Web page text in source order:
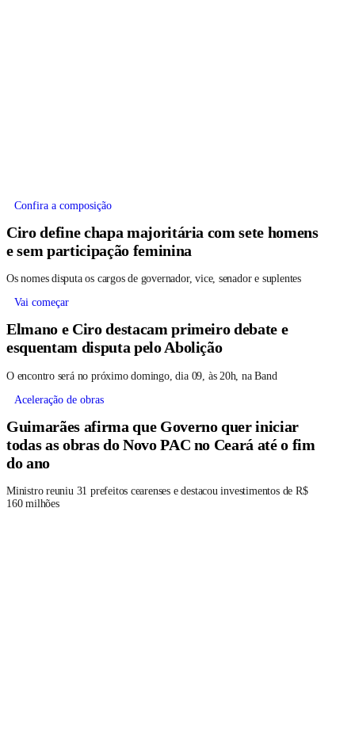
Confira a composição
Ciro define chapa majoritária com sete homens
e sem participação feminina
Os nomes disputa os cargos de governador, vice, senador e suplentes
Vai começar
Elmano e Ciro destacam primeiro debate e
esquentam disputa pelo Abolição
O encontro será no próximo domingo, dia 09, às 20h, na Band
Aceleração de obras
Guimarães afirma que Governo quer iniciar
todas as obras do Novo PAC no Ceará até o fim
do ano
Ministro reuniu 31 prefeitos cearenses e destacou investimentos de R$
160 milhões